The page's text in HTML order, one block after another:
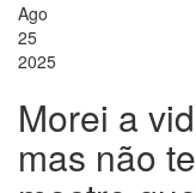
Ago
25
2025
Morei a
mas não